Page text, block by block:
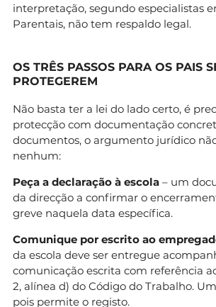
interpretação, segundo especialistas
Parentais, não tem respaldo legal.
OS TRÊS PASSOS PARA OS PAIS
PROTEGEREM
Não basta ter a lei do lado certo, é
protecção com documentação
documentos, o argumento jurídico
nenhum:
Peça a declaração à escola – um
da direcção a confirmar o
greve naquela data específica.
Comunique por escrito ao
da escola deve ser entregue
comunicação escrita com referência
2, alínea d) do Código do Trabalho.
pois permite o registo.